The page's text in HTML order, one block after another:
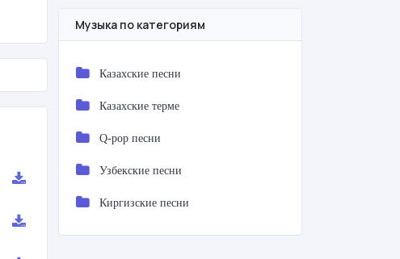
Музыка по категориям
Казахские песни
Казахские терме
Q-pop песни
Узбекские песни
Киргизские песни